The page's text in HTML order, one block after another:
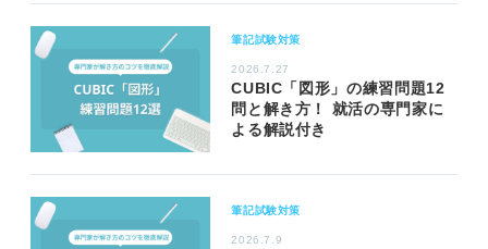
筆記試験対策
2026.7.27
CUBIC「図形」の練習問題12
問と解き方！ 就活の専門家に
よる解説付き
筆記試験対策
2026.7.9